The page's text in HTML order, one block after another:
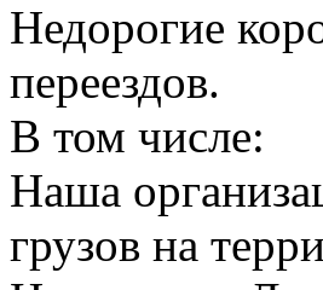
Недорогие
переездов.
В том числе:
Наша
грузов на